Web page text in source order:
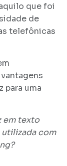
que foi
de
telefônicas
para uma
em texto
com